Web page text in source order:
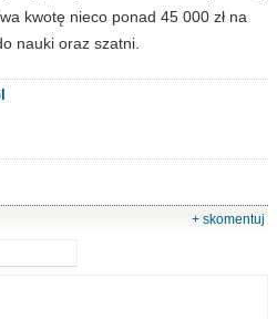
kwotę nieco ponad 45 000 zł na
nauki oraz szatni.
+ skomentuj